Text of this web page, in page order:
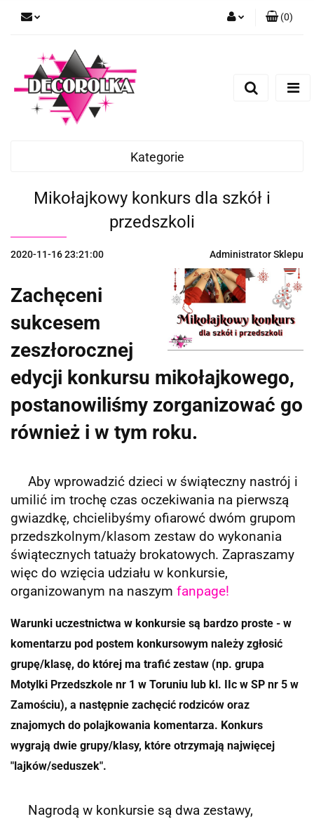
(0)
Kategorie
Mikołajkowy konkurs dla szkół i
przedszkoli
2020-11-16 23:21:00 Administrator Sklepu
Zachęceni
sukcesem
zeszłorocznej
edycji konkursu mikołajkowego,
postanowiliśmy zorganizować go
również i w tym roku.
Aby wprowadzić dzieci w świąteczny nastrój i
umilić im trochę czas oczekiwania na pierwszą
gwiazdkę, chcielibyśmy ofiarowć dwóm grupom
przedszkolnym/klasom zestaw do wykonania
świątecznych tatuaży brokatowych. Zapraszamy
więc do wzięcia udziału w konkursie,
organizowanym na naszym fanpage!
Warunki uczestnictwa w konkursie są bardzo proste - w
komentarzu pod postem konkursowym należy zgłosić
grupę/klasę, do której ma trafić zestaw (np. grupa
Motylki Przedszkole nr 1 w Toruniu lub kl. IIc w SP nr 5 w
Zamościu), a następnie zachęcić rodziców oraz
znajomych do polajkowania komentarza. Konkurs
wygrają dwie grupy/klasy, które otrzymają najwięcej
"lajków/seduszek".
Nagrodą w konkursie są dwa zestawy,